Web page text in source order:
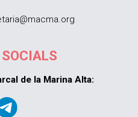
de la Marina Alta: